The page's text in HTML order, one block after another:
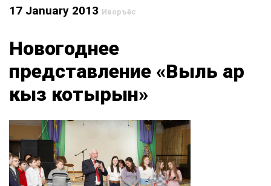
17 January 2013 Иворъёс
Новогоднее
представление «Выль ар
кыз котырын»